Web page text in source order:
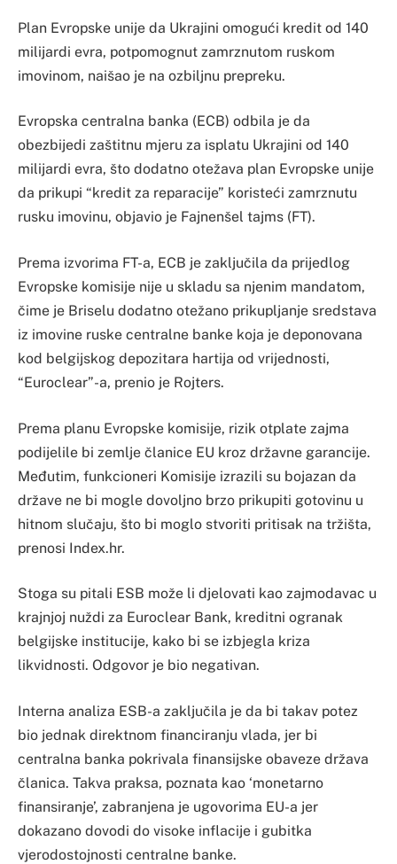
Plan Evropske unije da Ukrajini omogući kredit od 140
milijardi evra, potpomognut zamrznutom ruskom
imovinom, naišao je na ozbiljnu prepreku.
Evropska centralna banka (ECB) odbila je da
obezbijedi zaštitnu mjeru za isplatu Ukrajini od 140
milijardi evra, što dodatno otežava plan Evropske unije
da prikupi “kredit za reparacije” koristeći zamrznutu
rusku imovinu, objavio je Fajnenšel tajms (FT).
Prema izvorima FT-a, ECB je zaključila da prijedlog
Evropske komisije nije u skladu sa njenim mandatom,
čime je Briselu dodatno otežano prikupljanje sredstava
iz imovine ruske centralne banke koja je deponovana
kod belgijskog depozitara hartija od vrijednosti,
“Euroclear”-a, prenio je Rojters.
Prema planu Evropske komisije, rizik otplate zajma
podijelile bi zemlje članice EU kroz državne garancije.
Međutim, funkcioneri Komisije izrazili su bojazan da
države ne bi mogle dovoljno brzo prikupiti gotovinu u
hitnom slučaju, što bi moglo stvoriti pritisak na tržišta,
prenosi Index.hr.
Stoga su pitali ESB može li djelovati kao zajmodavac u
krajnjoj nuždi za Euroclear Bank, kreditni ogranak
belgijske institucije, kako bi se izbjegla kriza
likvidnosti. Odgovor je bio negativan.
Interna analiza ESB-a zaključila je da bi takav potez
bio jednak direktnom financiranju vlada, jer bi
centralna banka pokrivala finansijske obaveze država
članica. Takva praksa, poznata kao ‘monetarno
finansiranje’, zabranjena je ugovorima EU-a jer
dokazano dovodi do visoke inflacije i gubitka
vjerodostojnosti centralne banke.